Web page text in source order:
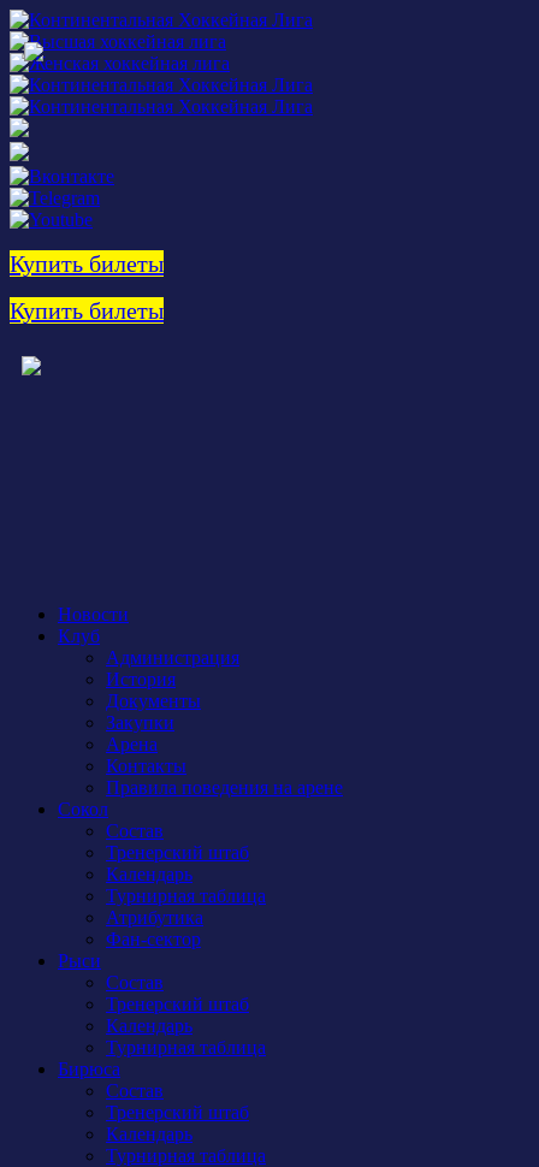
Купить билеты
Купить билеты
Новости
Клуб
Администрация
История
Документы
Закупки
Арена
Контакты
Правила поведения на арене
Сокол
Состав
Тренерский штаб
Календарь
Турнирная таблица
Атрибутика
Фан-сектор
Рыси
Состав
Тренерский штаб
Календарь
Турнирная таблица
Бирюса
Состав
Тренерский штаб
Календарь
Турнирная таблица